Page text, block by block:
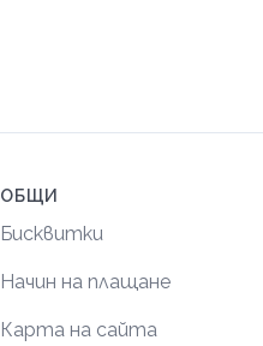
ОБЩИ
Бисквитки
Начин на плащане
Карта на сайта